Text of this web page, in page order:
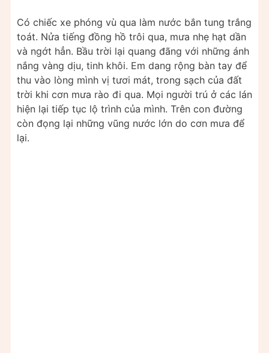
Có chiếc xe phóng vù qua làm nước bắn tung trắng
toát. Nửa tiếng đồng hồ trôi qua, mưa nhẹ hạt dần
và ngớt hẳn. Bầu trời lại quang đãng với những ánh
nắng vàng dịu, tinh khôi. Em dang rộng bàn tay để
thu vào lòng mình vị tươi mát, trong sạch của đất
trời khi cơn mưa rào đi qua. Mọi người trú ở các lán
hiện lại tiếp tục lộ trình của mình. Trên con đường
còn đọng lại những vũng nước lớn do cơn mưa để
lại.